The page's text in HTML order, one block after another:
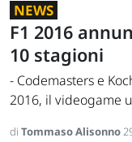
NEWS
F1 2016
10 stagioni
- Codemasters e
2016, il videogame
di Tommaso Alisonno